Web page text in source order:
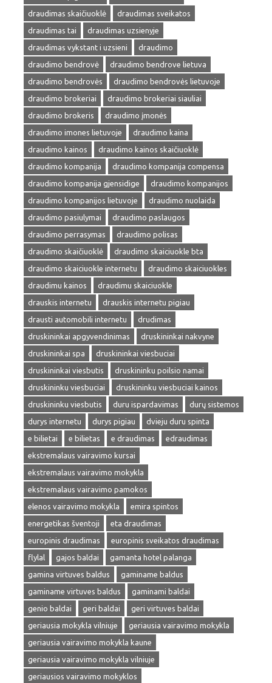
draudimas skaičiuoklė
draudimas sveikatos
draudimas tai
draudimas uzsienyje
draudimas vykstant i uzsieni
draudimo
draudimo bendrovė
draudimo bendrove lietuva
draudimo bendrovės
draudimo bendrovės lietuvoje
draudimo brokeriai
draudimo brokeriai siauliai
draudimo brokeris
draudimo įmonės
draudimo imones lietuvoje
draudimo kaina
draudimo kainos
draudimo kainos skaičiuoklė
draudimo kompanija
draudimo kompanija compensa
draudimo kompanija gjensidige
draudimo kompanijos
draudimo kompanijos lietuvoje
draudimo nuolaida
draudimo pasiulymai
draudimo paslaugos
draudimo perrasymas
draudimo polisas
draudimo skaičiuoklė
draudimo skaiciuokle bta
draudimo skaiciuokle internetu
draudimo skaiciuokles
draudimu kainos
draudimu skaiciuokle
drauskis internetu
drauskis internetu pigiau
drausti automobili internetu
drudimas
druskininkai apgyvendinimas
druskininkai nakvyne
druskininkai spa
druskininkai viesbuciai
druskininkai viesbutis
druskininku poilsio namai
druskininku viesbuciai
druskininku viesbuciai kainos
druskininku viesbutis
duru ispardavimas
durų sistemos
durys internetu
durys pigiau
dvieju duru spinta
e bilietai
e bilietas e draudimas
edraudimas
ekstremalaus vairavimo kursai
ekstremalaus vairavimo mokykla
ekstremalaus vairavimo pamokos
elenos vairavimo mokykla
emira spintos
energetikas šventoji
eta draudimas
europinis draudimas
europinis sveikatos draudimas
flylal
gajos baldai
gamanta hotel palanga
gamina virtuves baldus
gaminame baldus
gaminame virtuves baldus
gaminami baldai
genio baldai
geri baldai
geri virtuves baldai
geriausia mokykla vilniuje
geriausia vairavimo mokykla
geriausia vairavimo mokykla kaune
geriausia vairavimo mokykla vilniuje
geriausios vairavimo mokyklos